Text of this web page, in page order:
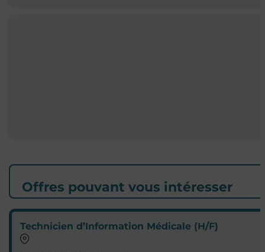
Offres pouvant vous intéresser
Technicien d’Information Médicale (H/F)